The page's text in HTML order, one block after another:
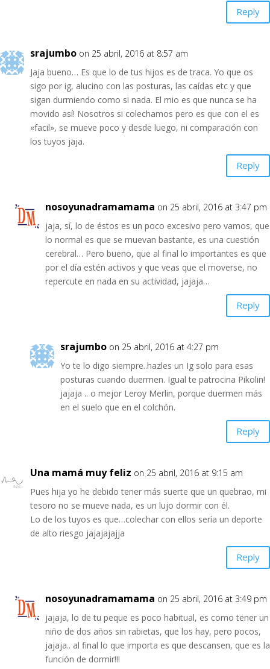
Reply
srajumbo on 25 abril, 2016 at 8:57 am
Jaja bueno… Es que lo de tus hijos es de traca. Yo que os
sigo por ig, alucino con las posturas, las caídas etc y que
sigan durmiendo como si nada. El mio es que nunca se ha
movido así! Nosotros si colechamos pero es que con el es
«facil», se mueve poco y desde luego, ni comparación con
los tuyos jaja.
Reply
nosoyunadramamama on 25 abril, 2016 at 3:47 pm
jaja, sí, lo de éstos es un poco excesivo pero vamos, que
lo normal es que se muevan bastante, es una cuestión
cerebral… Pero bueno, que al final lo importantes es que
por el día estén activos y que veas que el moverse, no
repercute en nada en su actividad, jajaja…
Reply
srajumbo on 25 abril, 2016 at 4:27 pm
Yo te lo digo siempre..hazles un Ig solo para esas
posturas cuando duermen. Igual te patrocina Pikolin!
jajaja .. o mejor Leroy Merlin, porque duermen más
en el suelo que en el colchón.
Reply
Una mamá muy feliz on 25 abril, 2016 at 9:15 am
Pues hija yo he debido tener más suerte que un quebrao, mi
tesoro no se mueve nada, es un lujo dormir con él.
Lo de los tuyos es que…colechar con ellos sería un deporte
de alto riesgo jajajajajja
Reply
nosoyunadramamama on 25 abril, 2016 at 3:49 pm
jajaja, lo de tu peque es poco habitual, es como tener un
niño de dos años sin rabietas, que los hay, pero pocos,
jajaja.. al final lo que importa es que descansen, que es la
función de dormir!!!